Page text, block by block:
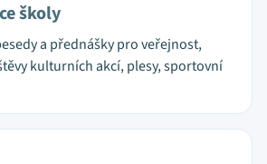
školy
a přednášky pro veřejnost,
kulturních akcí, plesy, sportovní